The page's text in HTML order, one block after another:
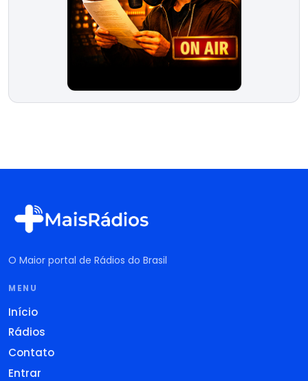
O Maior portal de Rádios do Brasil
MENU
Início
Rádios
Contato
Entrar